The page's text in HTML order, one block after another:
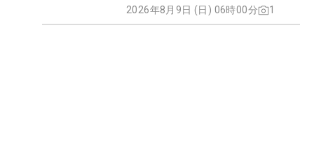
2026年8月9日 (日) 06時00分 1